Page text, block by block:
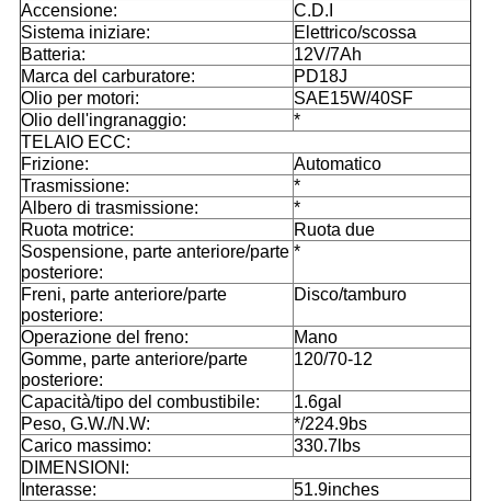
Accensione:
C.D.I
Sistema iniziare:
Elettrico/scossa
Batteria:
12V/7Ah
Marca del carburatore:
PD18J
Olio per motori:
SAE15W/40SF
Olio dell'ingranaggio:
*
TELAIO ECC:
Frizione:
Automatico
Trasmissione:
*
Albero di trasmissione:
*
Ruota motrice:
Ruota due
Sospensione, parte anteriore/parte
posteriore:
*
Freni, parte anteriore/parte
posteriore:
Disco/tamburo
Operazione del freno:
Mano
Gomme, parte anteriore/parte
posteriore:
120/70-12
Capacità/tipo del combustibile:
1.6gal
Peso, G.W./N.W:
*/224.9bs
Carico massimo:
330.7lbs
DIMENSIONI:
Interasse:
51.9inches